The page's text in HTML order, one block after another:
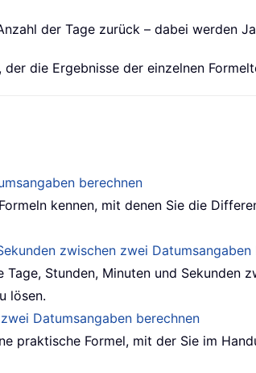
der Tage zurück – dabei werden
die Ergebnisse der einzelnen
berechnen
kennen, mit denen Sie die
zwischen zwei Datumsangaben
Tage, Stunden, Minuten und
lösen.
Datumsangaben berechnen
praktische Formel, mit der Sie im